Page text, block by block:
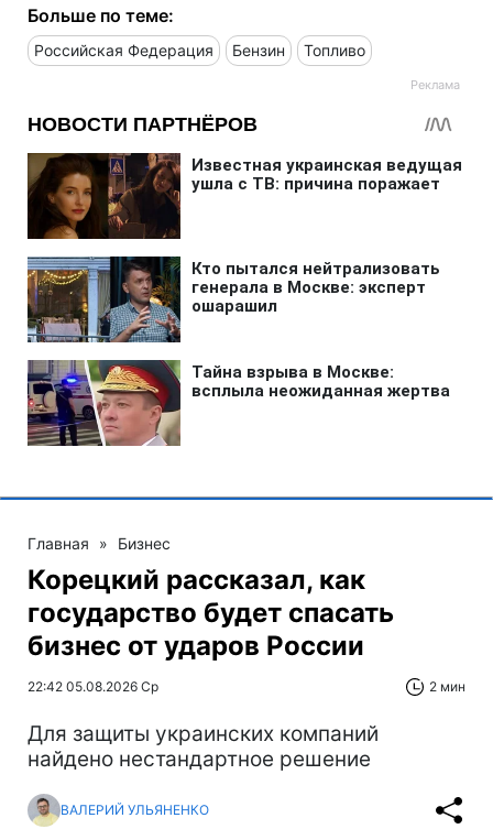
Больше по теме:
Российская Федерация Бензин Топливо
Главная » Бизнес
Корецкий рассказал, как
государство будет спасать
бизнес от ударов России
22:42 05.08.2026 Ср 2 мин
Для защиты украинских компаний
найдено нестандартное решение
ВАЛЕРИЙ УЛЬЯНЕНКО